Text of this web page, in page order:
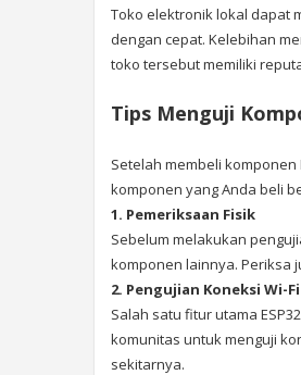
Toko elektronik lokal dapat
dengan cepat. Kelebihan
toko tersebut memiliki
Tips Menguji
Setelah membeli
komponen yang Anda beli
1. Pemeriksaan Fisik
Sebelum melakukan
komponen lainnya. Periksa
2. Pengujian Koneksi Wi-
Salah satu fitur utama
komunitas untuk menguji
sekitarnya.